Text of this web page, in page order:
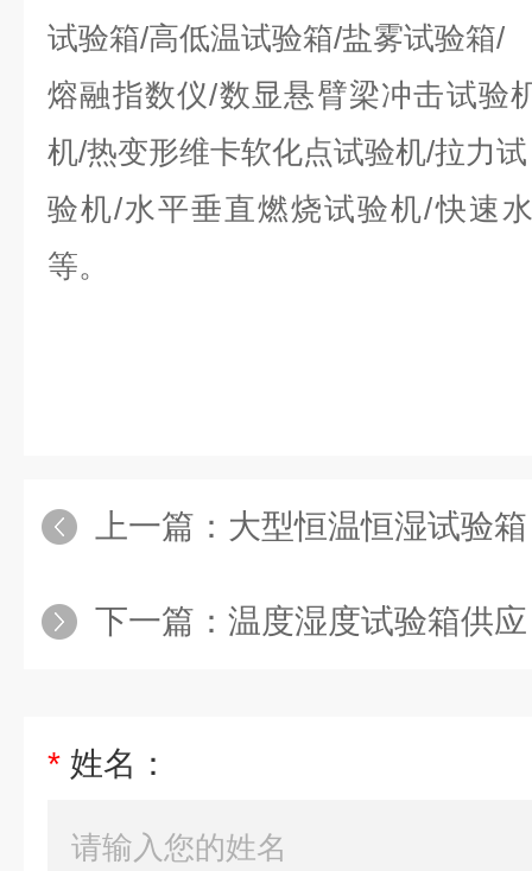
试验箱/高低温试验箱/盐雾试验箱/
熔融指数仪/数显悬臂梁冲击试验
机/热变形维卡软化点试验机/拉力试
验机/水平垂直燃烧试验机/快速
等。
上一篇： 大型恒温恒湿试验箱
下一篇： 温度湿度试验箱供应
* 姓名：